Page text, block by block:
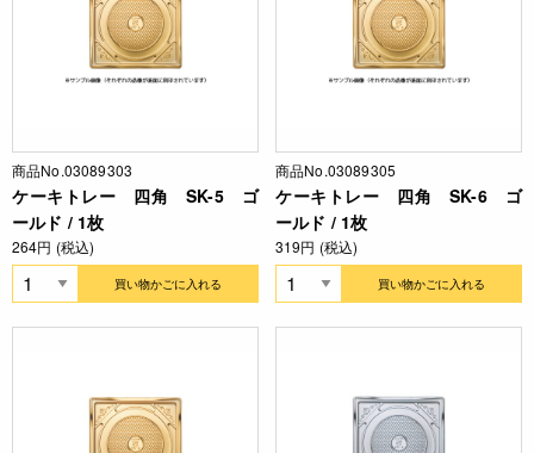
商品No.03089303
ケーキトレー 四角 SK-5 ゴ
ールド / 1枚
264円 (税込)
買い物かごに入れる
商品No.03089305
ケーキトレー 四角 SK-6 ゴ
ールド / 1枚
319円 (税込)
買い物かごに入れる